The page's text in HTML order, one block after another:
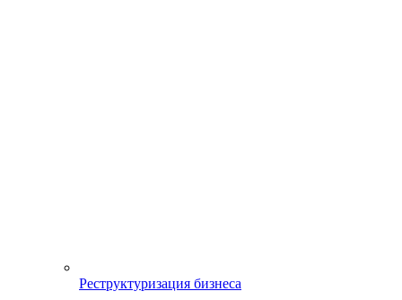
Реструктуризация бизнеса